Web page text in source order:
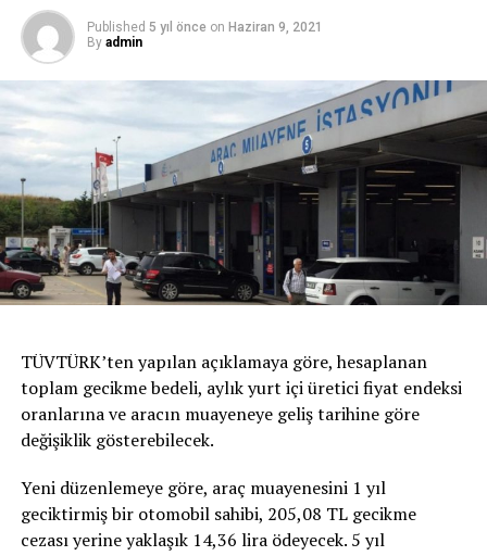
Published 5 yıl önce on Haziran 9, 2021
By admin
TÜVTÜRK’ten yapılan açıklamaya göre, hesaplanan
toplam gecikme bedeli, aylık yurt içi üretici fiyat endeksi
oranlarına ve aracın muayeneye geliş tarihine göre
değişiklik gösterebilecek.
Yeni düzenlemeye göre, araç muayenesini 1 yıl
geciktirmiş bir otomobil sahibi, 205,08 TL gecikme
cezası yerine yaklaşık 14,36 lira ödeyecek. 5 yıl